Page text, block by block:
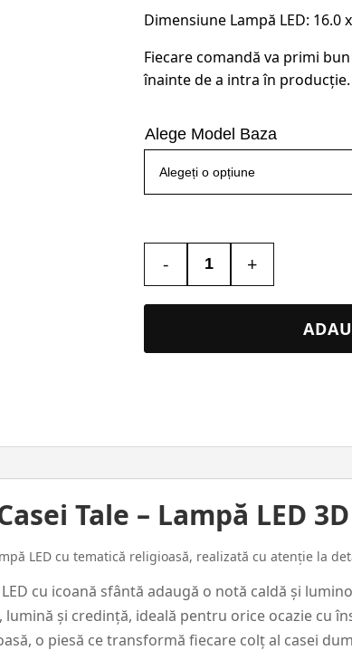
Dimensiune Lampă LED: 16.0
Fiecare comandă va primi
înainte de a intra în producție.
Alege Model Baza
-
Lampa
3D
+
Tale – Lampă LED
LED cu tematică religioasă, realizată cu atenție la
cu icoană sfântă adaugă o notă caldă și
și credință, ideală pentru orice ocazie cu
o piesă ce transformă fiecare colț al casei